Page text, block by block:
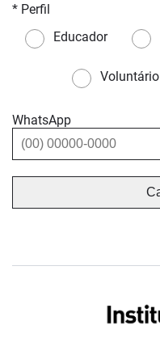
* Perfil
Educador
Voluntário
WhatsApp